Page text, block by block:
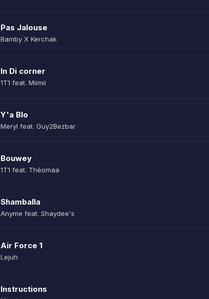
Pas Jalouse
Bamby X Kerchak
In Di corner
1T1 feat. Miimii
Y'a Blo
Meryl feat. Guy2Bezbar
Bouwey
1T1 feat. Théomaa
Shamballa
Anyme feat. Shaydee's
Air Force 1
Lejuh
Instructions